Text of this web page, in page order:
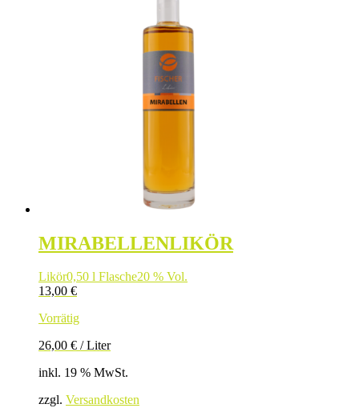
MIRABELLENLIKÖR
Likör0,50 l Flasche20 % Vol.
13,00 €
Vorrätig
26,00 € /Liter
inkl. 19 % MwSt.
zzgl. Versandkosten